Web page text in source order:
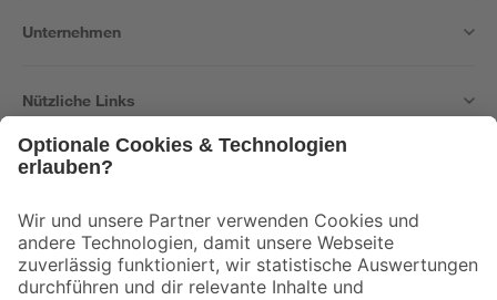
Unternehmen
Nützliche Links
Der toom Newsletter: Keine Angebote und Aktionen mehr verpassen!
Zur Newsletter Anmeldung